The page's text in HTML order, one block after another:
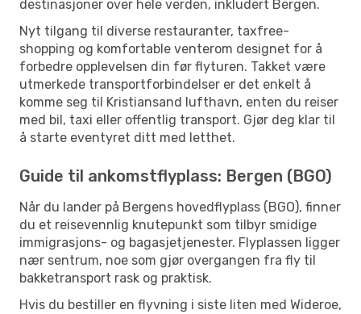
destinasjoner over hele verden, inkludert Bergen.
Nyt tilgang til diverse restauranter, taxfree-
shopping og komfortable venterom designet for å
forbedre opplevelsen din før flyturen. Takket være
utmerkede transportforbindelser er det enkelt å
komme seg til Kristiansand lufthavn, enten du reiser
med bil, taxi eller offentlig transport. Gjør deg klar til
å starte eventyret ditt med letthet.
Guide til ankomstflyplass: Bergen (BGO)
Når du lander på Bergens hovedflyplass (BGO), finner
du et reisevennlig knutepunkt som tilbyr smidige
immigrasjons- og bagasjetjenester. Flyplassen ligger
nær sentrum, noe som gjør overgangen fra fly til
bakketransport rask og praktisk.
Hvis du bestiller en flyvning i siste liten med Wideroe,